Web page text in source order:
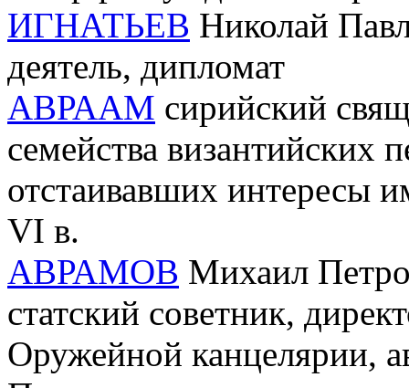
ИГНАТЬЕВ Николай
деятель, дипломат
АВРААМ сирийский
семейства византийских
отстаивавших интересы
VI в.
АВРАМОВ Михаил
статский советник,
Оружейной канцелярии,